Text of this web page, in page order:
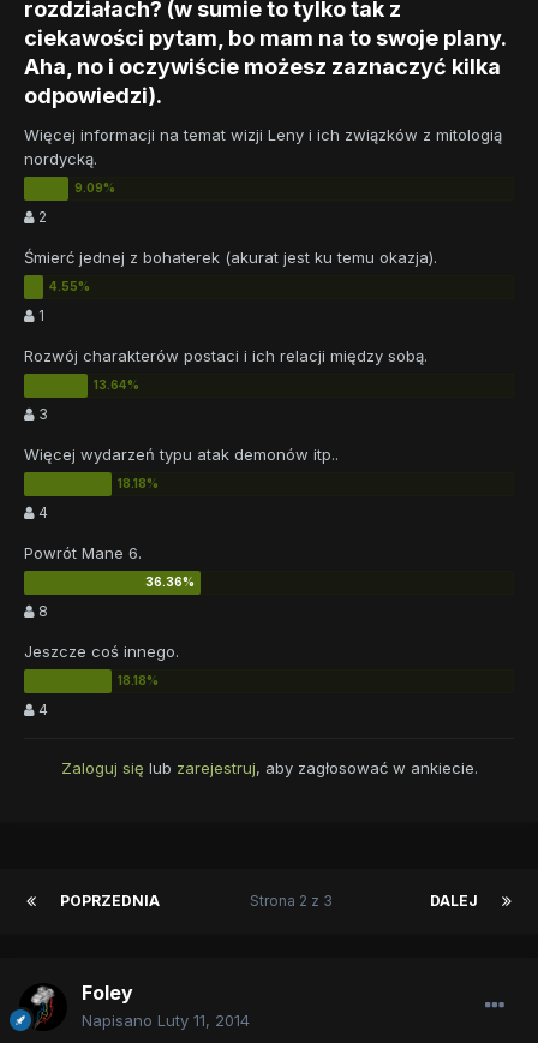
rozdziałach? (w sumie to tylko tak z
ciekawości pytam, bo mam na to swoje plany.
Aha, no i oczywiście możesz zaznaczyć kilka
odpowiedzi).
Więcej informacji na temat wizji Leny i ich związków z mitologią
nordycką.
2
Śmierć jednej z bohaterek (akurat jest ku temu okazja).
1
Rozwój charakterów postaci i ich relacji między sobą.
3
Więcej wydarzeń typu atak demonów itp..
4
Powrót Mane 6.
8
Jeszcze coś innego.
4
Zaloguj się lub zarejestruj, aby zagłosować w ankiecie.
POPRZEDNIA DALEJ
Strona 2 z 3
Foley
Napisano Luty 11, 2014